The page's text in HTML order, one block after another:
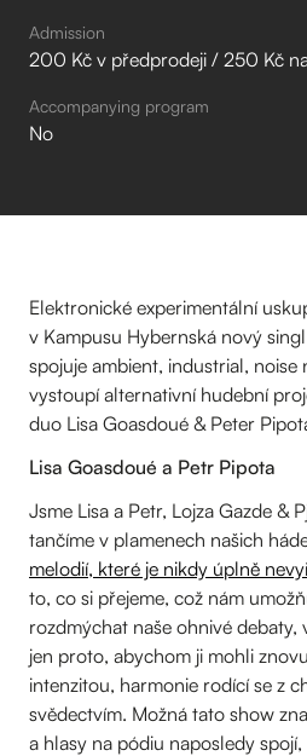
Admission
200 Kč v předprodeji / 250 Kč
Accompanying program
No
Elektronické experimentální
v Kampusu Hybernská nový
spojuje ambient, industrial,
vystoupí alternativní hudební
duo Lisa Goasdoué & Peter
Lisa Goasdoué a Petr Pipota
Jsme Lisa a Petr, Lojza Gazde &
tančíme v plamenech našich
melodií, které je nikdy úplně
to, co si přejeme, což nám
rozdmýchat naše ohnivé
jen proto, abychom ji mohli
intenzitou, harmonie rodící se z
svědectvím. Možná tato show
a hlasy na pódiu naposledy